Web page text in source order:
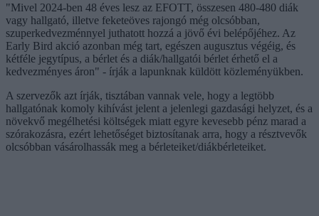
"Mivel 2024-ben 48 éves lesz az EFOTT, összesen 480-480 diák
vagy hallgató, illetve feketeöves rajongó még olcsóbban,
szuperkedvezménnyel juthatott hozzá a jövő évi belépőjéhez. Az
Early Bird akció azonban még tart, egészen augusztus végéig, és
kétféle jegytípus, a bérlet és a diák/hallgatói bérlet érhető el a
kedvezményes áron" - írják a lapunknak küldött közleményükben.
A szervezők azt írják, tisztában vannak vele, hogy a legtöbb
hallgatónak komoly kihívást jelent a jelenlegi gazdasági helyzet, és a
növekvő megélhetési költségek miatt egyre kevesebb pénz marad a
szórakozásra, ezért lehetőséget biztosítanak arra, hogy a résztvevők
olcsóbban vásárolhassák meg a bérleteiket/diákbérleteiket.